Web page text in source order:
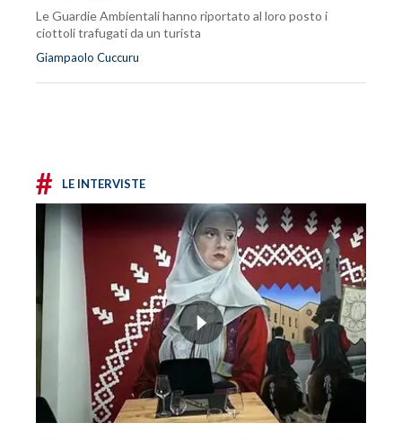
Le Guardie Ambientali hanno riportato al loro posto i
ciottoli trafugati da un turista
Giampaolo Cuccuru
# LE INTERVISTE